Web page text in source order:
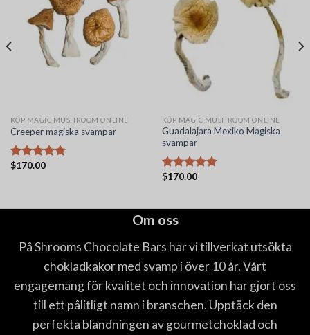
KÖP MAGIC MUSHROOM ONLINE
Creeper magiska svampar
Betygsatt
$170.00
KÖP MAGIC MUSHROOM ONLINE
Guadalajara Mexiko Magiska
svampar
Betygsatt
$170.00
Om oss
På Shrooms Chocolate Bars har vi tillverkat utsökta
chokladkakor med svamp i över 10 år. Vårt
engagemang för kvalitet och innovation har gjort oss
till ett pålitligt namn i branschen. Upptäck den
perfekta blandningen av gourmetchoklad och